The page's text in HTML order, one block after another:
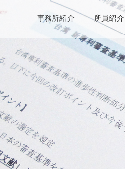
事務所紹介 所員紹介